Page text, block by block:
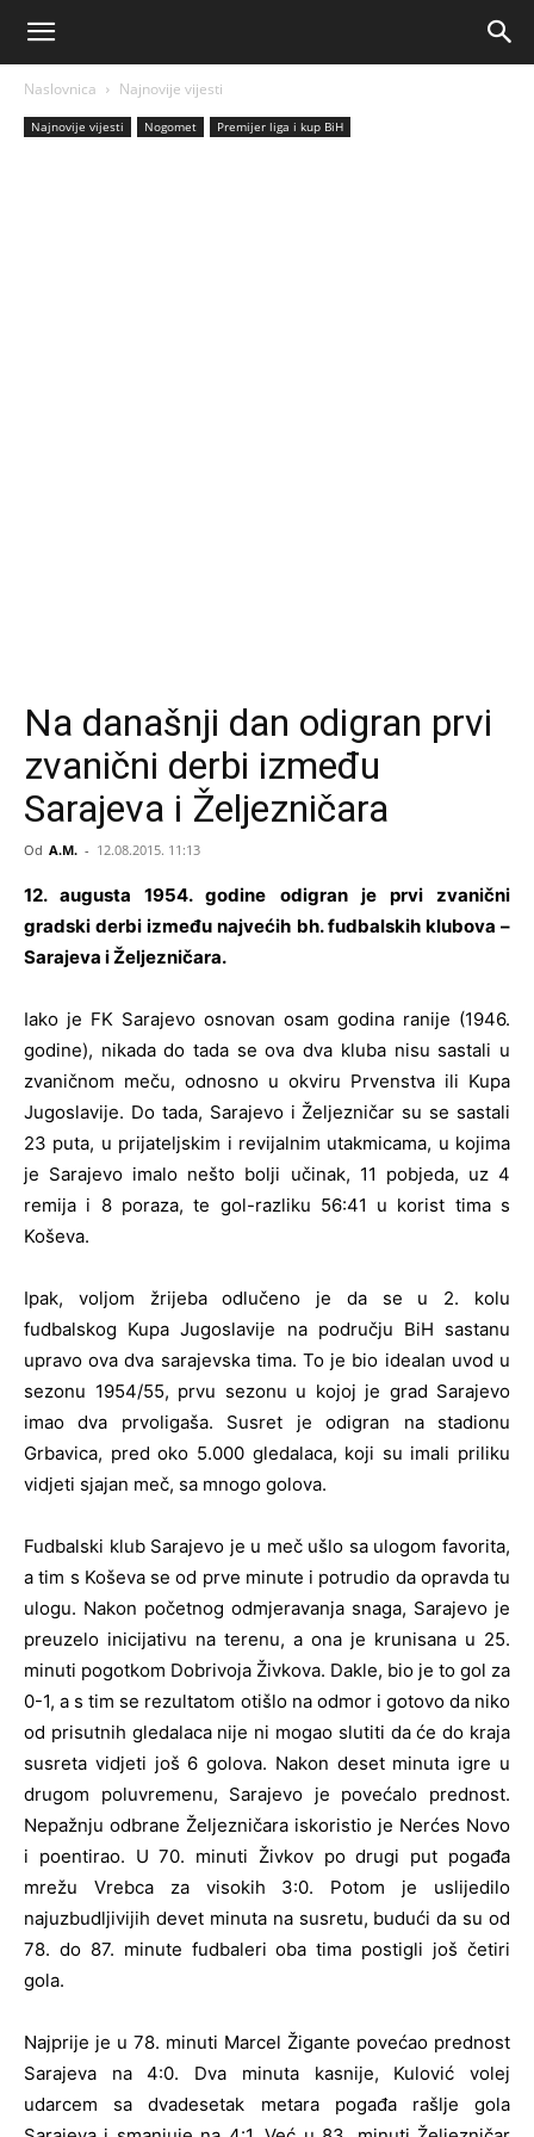
Naslovnica Najnovije vijesti
Najnovije vijesti Nogomet Premijer liga i kup BiH
Na današnji dan odigran prvi
zvanični derbi između
Sarajeva i Željezničara
Od A.M. - 12.08.2015. 11:13
12. augusta 1954. godine odigran je prvi zvanični
gradski derbi između najvećih bh. fudbalskih klubova –
Sarajeva i Željezničara.
Iako je FK Sarajevo osnovan osam godina ranije (1946.
godine), nikada do tada se ova dva kluba nisu sastali u
zvaničnom meču, odnosno u okviru Prvenstva ili Kupa
Jugoslavije. Do tada, Sarajevo i Željezničar su se sastali
23 puta, u prijateljskim i revijalnim utakmicama, u kojima
je Sarajevo imalo nešto bolji učinak, 11 pobjeda, uz 4
remija i 8 poraza, te gol-razliku 56:41 u korist tima s
Koševa.
Ipak, voljom žrijeba odlučeno je da se u 2. kolu
fudbalskog Kupa Jugoslavije na području BiH sastanu
upravo ova dva sarajevska tima. To je bio idealan uvod u
sezonu 1954/55, prvu sezonu u kojoj je grad Sarajevo
imao dva prvoligaša. Susret je odigran na stadionu
Grbavica, pred oko 5.000 gledalaca, koji su imali priliku
vidjeti sjajan meč, sa mnogo golova.
Fudbalski klub Sarajevo je u meč ušlo sa ulogom favorita,
a tim s Koševa se od prve minute i potrudio da opravda tu
ulogu. Nakon početnog odmjeravanja snaga, Sarajevo je
preuzelo inicijativu na terenu, a ona je krunisana u 25.
minuti pogotkom Dobrivoja Živkova. Dakle, bio je to gol za
0-1, a s tim se rezultatom otišlo na odmor i gotovo da niko
od prisutnih gledalaca nije ni mogao slutiti da će do kraja
susreta vidjeti još 6 golova. Nakon deset minuta igre u
drugom poluvremenu, Sarajevo je povećalo prednost.
Nepažnju odbrane Željezničara iskoristio je Nerćes Novo
i poentirao. U 70. minuti Živkov po drugi put pogađa
mrežu Vrebca za visokih 3:0. Potom je uslijedilo
najuzbudljivijih devet minuta na susretu, budući da su od
78. do 87. minute fudbaleri oba tima postigli još četiri
gola.
Najprije je u 78. minuti Marcel Žigante povećao prednost
Sarajeva na 4:0. Dva minuta kasnije, Kulović volej
udarcem sa dvadesetak metara pogađa rašlje gola